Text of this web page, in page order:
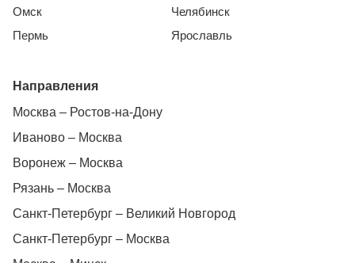
Омск
Пермь
Челябинск
Ярославль
Направления
Москва – Ростов-на-Дону
Иваново – Москва
Воронеж – Москва
Рязань – Москва
Санкт-Петербург – Великий Новгород
Санкт-Петербург – Москва